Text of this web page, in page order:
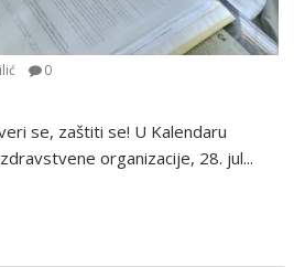
0
se, zaštiti se! U Kalendaru
organizacije, 28. jul...